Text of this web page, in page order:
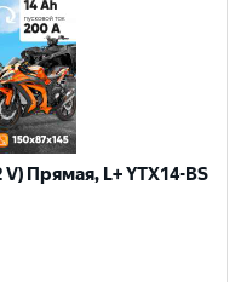
Прямая, L+ YTX14-BS